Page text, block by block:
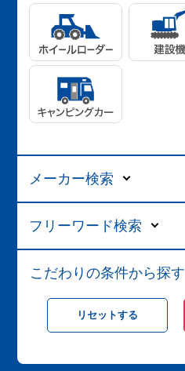
メーカー検索
フリーワード検索
こだわりの条件から探す